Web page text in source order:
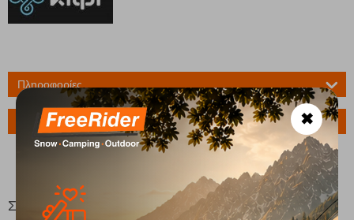
Πληροφορίες
Ερώτηση για το προϊόν
Σχετικά Προϊόντα
✖